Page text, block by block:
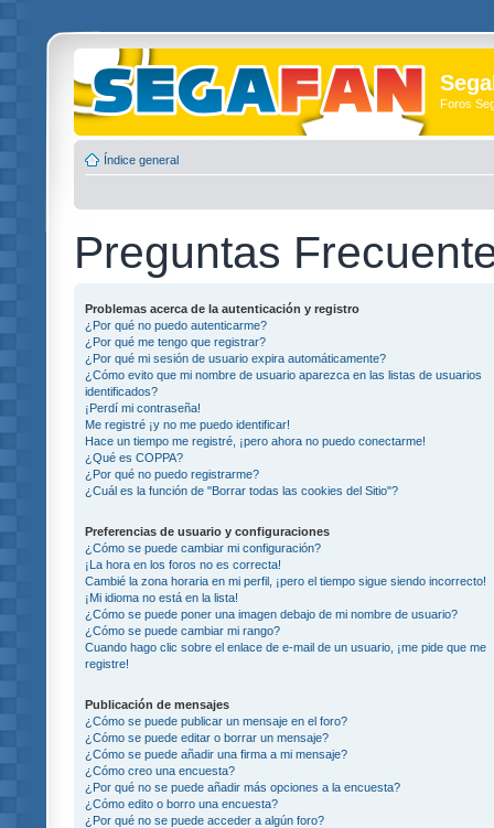
Foros
Índice general
Preguntas
Problemas acerca de la autenticación y registro
¿Por qué no puedo autenticarme?
¿Por qué me tengo que registrar?
¿Por qué mi sesión de usuario expira automáticamente?
¿Cómo evito que mi nombre de usuario aparezca en las listas de usuarios
identificados?
¡Perdí mi contraseña!
Me registré ¡y no me puedo identificar!
Hace un tiempo me registré, ¡pero ahora no puedo conectarme!
¿Qué es COPPA?
¿Por qué no puedo registrarme?
¿Cuál es la función de "Borrar todas las cookies del Sitio"?
Preferencias de usuario y configuraciones
¿Cómo se puede cambiar mi configuración?
¡La hora en los foros no es correcta!
Cambié la zona horaria en mi perfil, ¡pero el tiempo sigue siendo incorrecto!
¡Mi idioma no está en la lista!
¿Cómo se puede poner una imagen debajo de mi nombre de usuario?
¿Cómo se puede cambiar mi rango?
Cuando hago clic sobre el enlace de e-mail de un usuario, ¡me pide que me
registre!
Publicación de mensajes
¿Cómo se puede publicar un mensaje en el foro?
¿Cómo se puede editar o borrar un mensaje?
¿Cómo se puede añadir una firma a mi mensaje?
¿Cómo creo una encuesta?
¿Por qué no se puede añadir más opciones a la encuesta?
¿Cómo edito o borro una encuesta?
¿Por qué no se puede acceder a algún foro?